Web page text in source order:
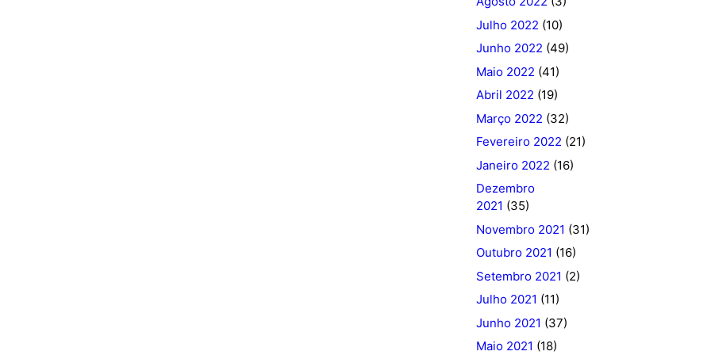
Julho 2022 (10)
Junho 2022 (49)
Maio 2022 (41)
Abril 2022 (19)
Março 2022 (32)
Fevereiro 2022 (21)
Janeiro 2022 (16)
Dezembro
2021 (35)
Novembro 2021 (31)
Outubro 2021 (16)
Setembro 2021 (2)
Julho 2021 (11)
Junho 2021 (37)
Maio 2021 (18)